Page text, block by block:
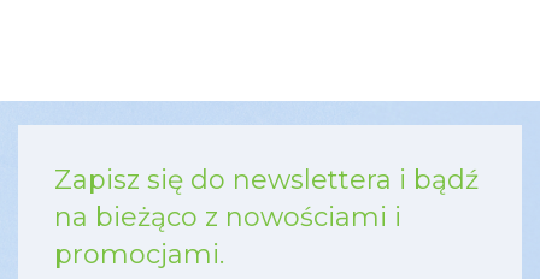
Zapisz się do newslettera i bądź
na bieżąco z nowościami i
promocjami.